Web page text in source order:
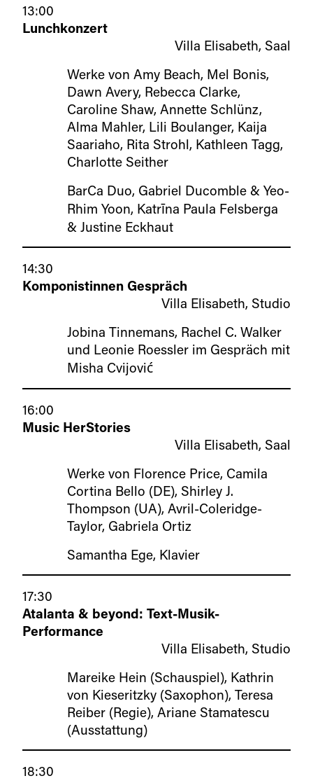
13:00
Lunchkonzert
Villa Elisabeth, Saal
Werke von Amy Beach, Mel Bonis,
Dawn Avery, Rebecca Clarke,
Caroline Shaw, Annette Schlünz,
Alma Mahler, Lili Boulanger, Kaija
Saariaho, Rita Strohl, Kathleen Tagg,
Charlotte Seither
BarCa Duo, Gabriel Ducomble & Yeo-
Rhim Yoon, Katrīna Paula Felsberga
& Justine Eckhaut
14:30
Komponistinnen Gespräch
Villa Elisabeth, Studio
Jobina Tinnemans, Rachel C. Walker
und Leonie Roessler im Gespräch mit
Misha Cvijović
16:00
Music HerStories
Villa Elisabeth, Saal
Werke von Florence Price, Camila
Cortina Bello (DE), Shirley J.
Thompson (UA), Avril-Coleridge-
Taylor, Gabriela Ortiz
Samantha Ege, Klavier
17:30
Atalanta & beyond: Text-Musik-
Performance
Villa Elisabeth, Studio
Mareike Hein (Schauspiel), Kathrin
von Kieseritzky (Saxophon), Teresa
Reiber (Regie), Ariane Stamatescu
(Ausstattung)
18:30